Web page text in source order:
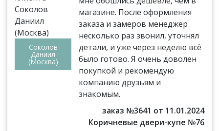
Соколов
Даниил
(Москва)
магазине. После оформления
заказа и замеров менеджер
несколько раз звонил, уточнял
детали, и уже через неделю всё
было готово. Я очень доволен
покупкой и рекомендую
компанию друзьям и
знакомым.
заказ №3641 от 11.01.2024
Коричневые двери-купе №76